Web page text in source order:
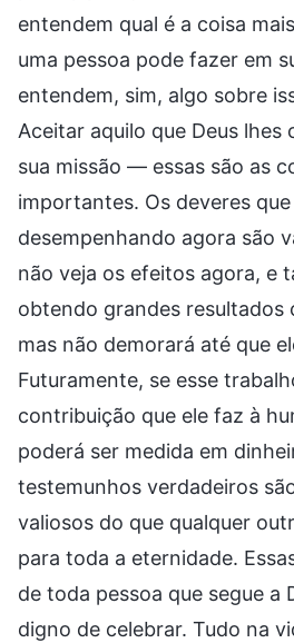
entendem qual é a coisa
uma pessoa pode fazer em
entendem, sim, algo sobre
Aceitar aquilo que Deus
sua missão — essas são as
importantes. Os deveres
desempenhando agora são
não veja os efeitos agora, e
obtendo grandes resultados
mas não demorará até que
Futuramente, se esse
contribuição que ele faz à
poderá ser medida em
testemunhos verdadeiros
valiosos do que qualquer
para toda a eternidade.
de toda pessoa que segue a
digno de celebrar. Tudo na